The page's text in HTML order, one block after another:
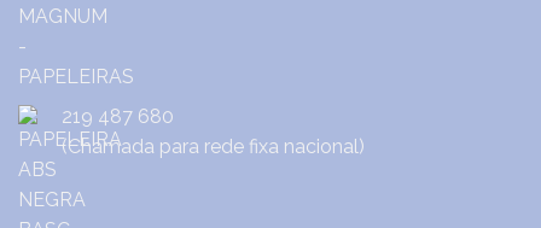
219 487 680
(Chamada para rede fixa nacional)